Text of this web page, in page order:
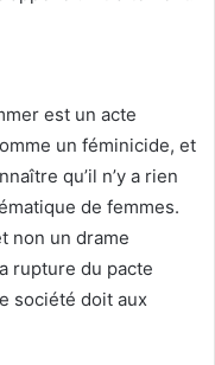
est un acte
un féminicide, et
qu’il n’y a rien
de femmes.
non un drame
rupture du pacte
société doit aux